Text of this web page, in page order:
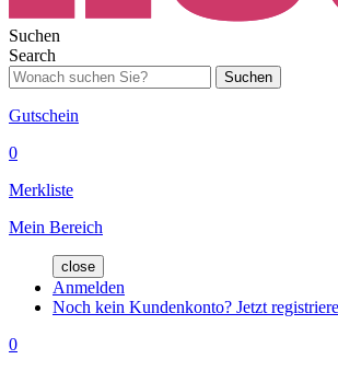
Suchen
Search
Suchen
Gutschein
0
Merkliste
Mein Bereich
close
Anmelden
Noch kein Kundenkonto? Jetzt
0